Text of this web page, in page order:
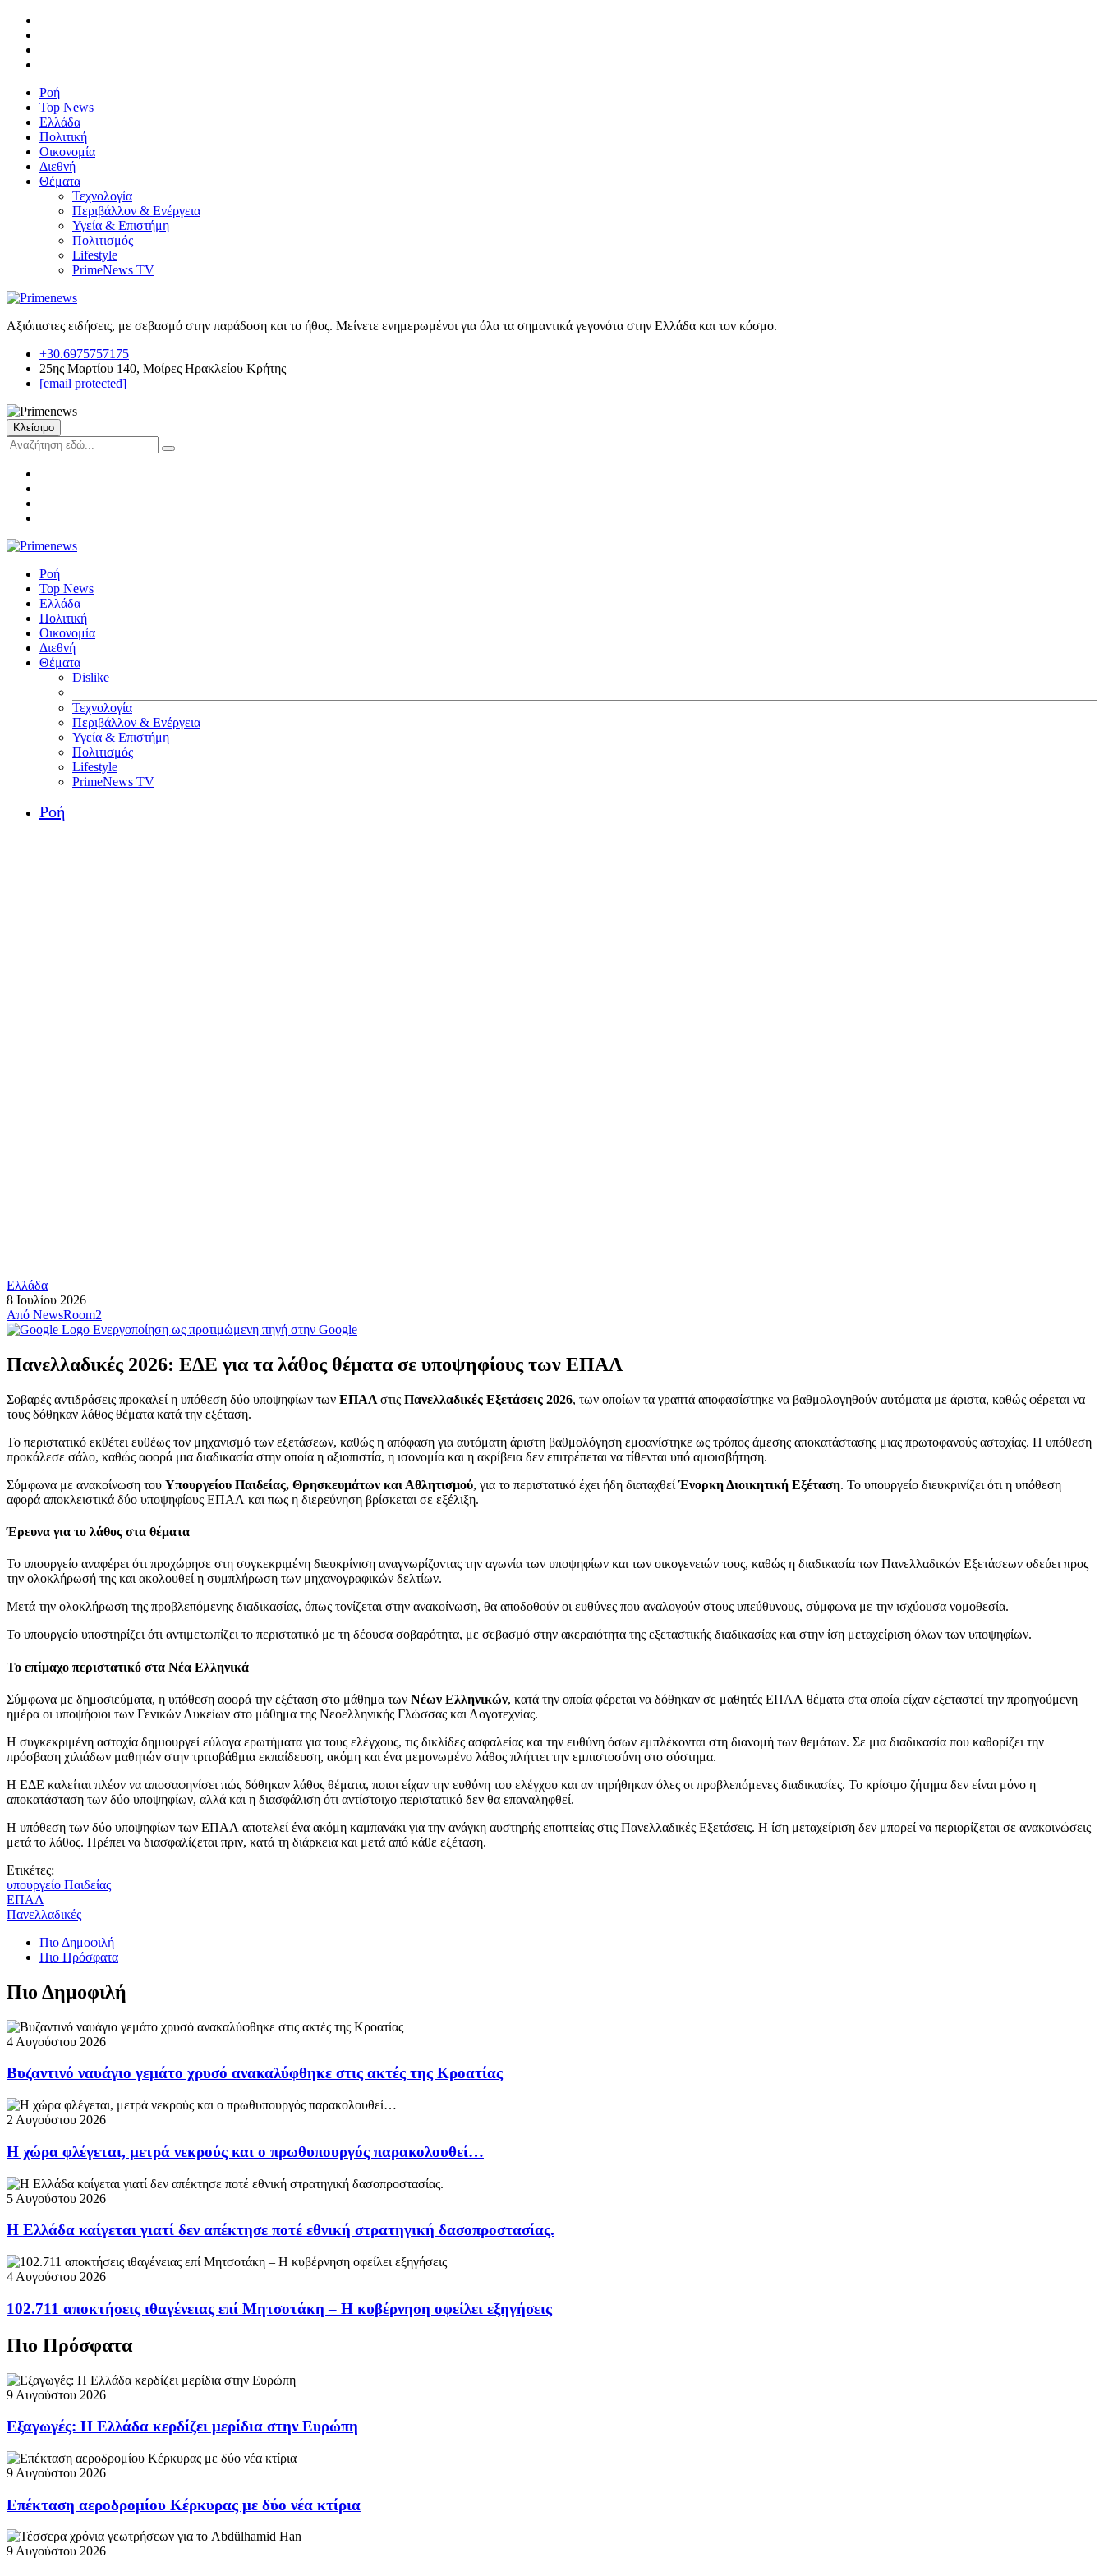
Ροή
Top News
Ελλάδα
Πολιτική
Οικονομία
Διεθνή
Θέματα
Τεχνολογία
Περιβάλλον & Ενέργεια
Υγεία & Επιστήμη
Πολιτισμός
Lifestyle
PrimeNews TV
Αξιόπιστες ειδήσεις, με σεβασμό στην παράδοση και το ήθος. Μείνετε ενημερωμένοι για όλα τα σημαντικά γεγονότα στην Ελλάδα και τον κόσμο.
+30.6975757175
25ης Μαρτίου 140, Μοίρες Ηρακλείου Κρήτης
[email protected]
Κλείσιμο
Ροή
Top News
Ελλάδα
Πολιτική
Οικονομία
Διεθνή
Θέματα
Dislike
Τεχνολογία
Περιβάλλον & Ενέργεια
Υγεία & Επιστήμη
Πολιτισμός
Lifestyle
PrimeNews TV
Ροή
Ελλάδα
8 Ιουλίου 2026
Από NewsRoom2
Ενεργοποίηση ως προτιμώμενη πηγή στην Google
Πανελλαδικές 2026: ΕΔΕ για τα λάθος θέματα σε υποψηφίους των ΕΠΑΛ
Σοβαρές αντιδράσεις προκαλεί η υπόθεση δύο υποψηφίων των ΕΠΑΛ στις Πανελλαδικές Εξετάσεις 2026, των οποίων τα γραπτά αποφασίστηκε να βαθμολογηθούν αυτόματα με άριστα, καθώς φέρεται να
τους δόθηκαν λάθος θέματα κατά την εξέταση.
Το περιστατικό εκθέτει ευθέως τον μηχανισμό των εξετάσεων, καθώς η απόφαση για αυτόματη άριστη βαθμολόγηση εμφανίστηκε ως τρόπος άμεσης αποκατάστασης μιας πρωτοφανούς αστοχίας. Η υπόθεση
προκάλεσε σάλο, καθώς αφορά μια διαδικασία στην οποία η αξιοπιστία, η ισονομία και η ακρίβεια δεν επιτρέπεται να τίθενται υπό αμφισβήτηση.
Σύμφωνα με ανακοίνωση του Υπουργείου Παιδείας, Θρησκευμάτων και Αθλητισμού, για το περιστατικό έχει ήδη διαταχθείΈνορκη Διοικητική Εξέταση. Το υπουργείο διευκρινίζει ότι η υπόθεση
αφορά αποκλειστικά δύο υποψηφίους ΕΠΑΛ και πως η διερεύνηση βρίσκεται σε εξέλιξη.
Έρευνα για το λάθος στα θέματα
Το υπουργείο αναφέρει ότι προχώρησε στη συγκεκριμένη διευκρίνιση αναγνωρίζοντας την αγωνία των υποψηφίων και των οικογενειών τους, καθώς η διαδικασία των Πανελλαδικών Εξετάσεων οδεύει προς
την ολοκλήρωσή της και ακολουθεί η συμπλήρωση των μηχανογραφικών δελτίων.
Μετά την ολοκλήρωση της προβλεπόμενης διαδικασίας, όπως τονίζεται στην ανακοίνωση, θα αποδοθούν οι ευθύνες που αναλογούν στους υπεύθυνους, σύμφωνα με την ισχύουσα νομοθεσία.
Το υπουργείο υποστηρίζει ότι αντιμετωπίζει το περιστατικό με τη δέουσα σοβαρότητα, με σεβασμό στην ακεραιότητα της εξεταστικής διαδικασίας και στην ίση μεταχείριση όλων των υποψηφίων.
Το επίμαχο περιστατικό στα Νέα Ελληνικά
Σύμφωνα με δημοσιεύματα, η υπόθεση αφορά την εξέταση στο μάθημα των Νέων Ελληνικών, κατά την οποία φέρεται να δόθηκαν σε μαθητές ΕΠΑΛ θέματα στα οποία είχαν εξεταστεί την προηγούμενη
ημέρα οι υποψήφιοι των Γενικών Λυκείων στο μάθημα της Νεοελληνικής Γλώσσας και Λογοτεχνίας.
Η συγκεκριμένη αστοχία δημιουργεί εύλογα ερωτήματα για τους ελέγχους, τις δικλίδες ασφαλείας και την ευθύνη όσων εμπλέκονται στη διανομή των θεμάτων. Σε μια διαδικασία που καθορίζει την
πρόσβαση χιλιάδων μαθητών στην τριτοβάθμια εκπαίδευση, ακόμη και ένα μεμονωμένο λάθος πλήττει την εμπιστοσύνη στο σύστημα.
Η ΕΔΕ καλείται πλέον να αποσαφηνίσει πώς δόθηκαν λάθος θέματα, ποιοι είχαν την ευθύνη του ελέγχου και αν τηρήθηκαν όλες οι προβλεπόμενες διαδικασίες. Το κρίσιμο ζήτημα δεν είναι μόνο η
αποκατάσταση των δύο υποψηφίων, αλλά και η διασφάλιση ότι αντίστοιχο περιστατικό δεν θα επαναληφθεί.
Η υπόθεση των δύο υποψηφίων των ΕΠΑΛ αποτελεί ένα ακόμη καμπανάκι για την ανάγκη αυστηρής εποπτείας στις Πανελλαδικές Εξετάσεις. Η ίση μεταχείριση δεν μπορεί να περιορίζεται σε ανακοινώσεις
μετά το λάθος. Πρέπει να διασφαλίζεται πριν, κατά τη διάρκεια και μετά από κάθε εξέταση.
Ετικέτες:
υπουργείο Παιδείας
ΕΠΑΛ
Πανελλαδικές
Πιο Δημοφιλή
Πιο Πρόσφατα
Πιο Δημοφιλή
4 Αυγούστου 2026
Βυζαντινό ναυάγιο γεμάτο χρυσό ανακαλύφθηκε στις ακτές της Κροατίας
2 Αυγούστου 2026
Η χώρα φλέγεται, μετρά νεκρούς και ο πρωθυπουργός παρακολουθεί…
5 Αυγούστου 2026
Η Ελλάδα καίγεται γιατί δεν απέκτησε ποτέ εθνική στρατηγική δασοπροστασίας.
4 Αυγούστου 2026
102.711 αποκτήσεις ιθαγένειας επί Μητσοτάκη – Η κυβέρνηση οφείλει εξηγήσεις
Πιο Πρόσφατα
9 Αυγούστου 2026
Εξαγωγές: Η Ελλάδα κερδίζει μερίδια στην Ευρώπη
9 Αυγούστου 2026
Επέκταση αεροδρομίου Κέρκυρας με δύο νέα κτίρια
9 Αυγούστου 2026